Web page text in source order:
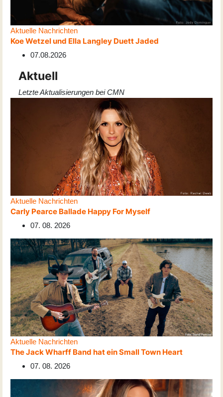
Aktuelle Nachrichten
Koe Wetzel und Ella Langley Duett Jaded
07.08.2026
Aktuell
Letzte Aktualisierungen bei CMN
Aktuelle Nachrichten
Carly Pearce Ballade Happy For Myself
07. 08. 2026
Aktuelle Nachrichten
The Jack Wharff Band hat ein Small Town Heart
07. 08. 2026